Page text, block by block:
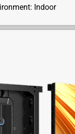
Indoor